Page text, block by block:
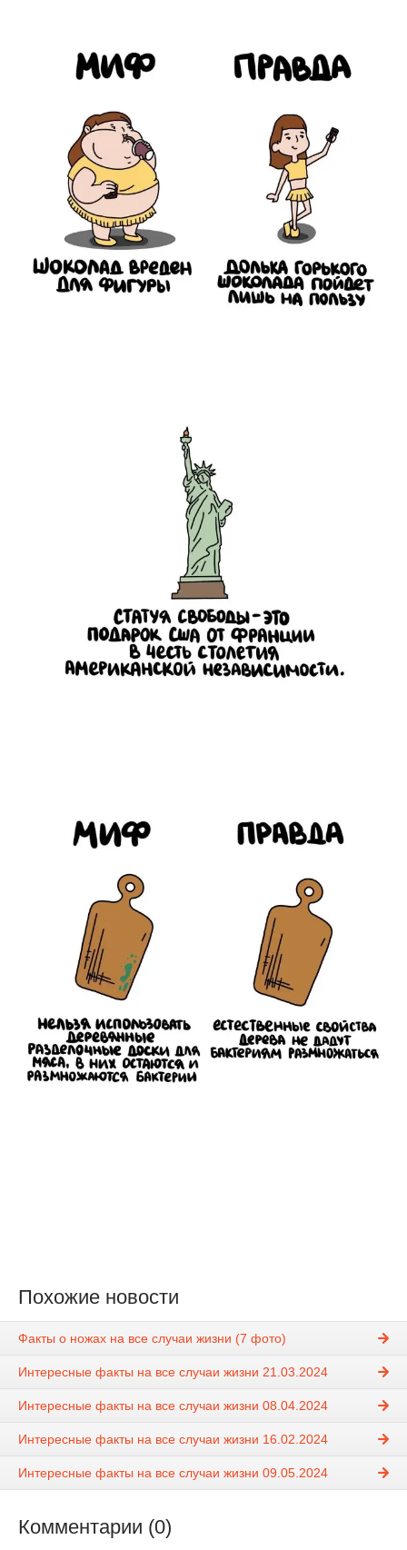
Похожие новости
Факты о ножах на все случаи жизни (7 фото)
Интересные факты на все случаи жизни 21.03.2024
Интересные факты на все случаи жизни 08.04.2024
Интересные факты на все случаи жизни 16.02.2024
Интересные факты на все случаи жизни 09.05.2024
Комментарии (0)